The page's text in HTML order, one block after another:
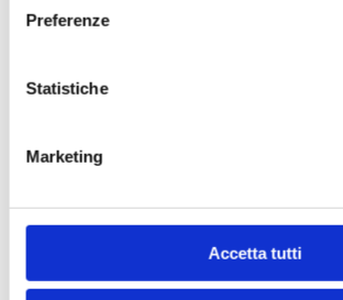
Preferenze
Statistiche
Marketing
Accetta tutti
MOSTRA